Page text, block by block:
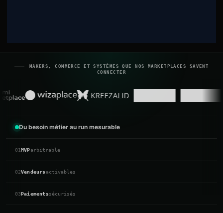
MAKERS, COMMERCE ET SYSTÈMES QUE NOS MARKETPLACES SAVENT
CONNECTER
Du besoin métier au run mesurable
01MVParbitrable
02Vendeursactivables
03Paiementssécurisés